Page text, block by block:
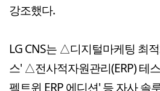
강조했다.
LG CNS는 △디지털마케팅 최
스' △전사적자원관리(ERP) 테
펙트윈 ERP 에디션' 등 자사 솔